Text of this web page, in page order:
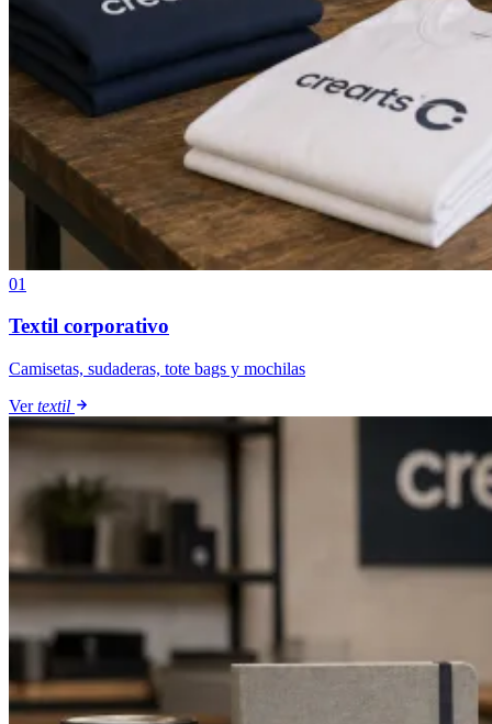
01
Textil corporativo
Camisetas, sudaderas, tote bags y mochilas
Vertextil